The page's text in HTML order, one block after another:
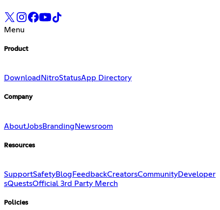
Menu
Product
Download NitroStatusApp Directory
Company
AboutJobsBranding Newsroom
Resources
SupportSafetyBlog FeedbackCreatorsCommunityDeveloper
sQuestsOfficial 3rd Party Merch
Policies